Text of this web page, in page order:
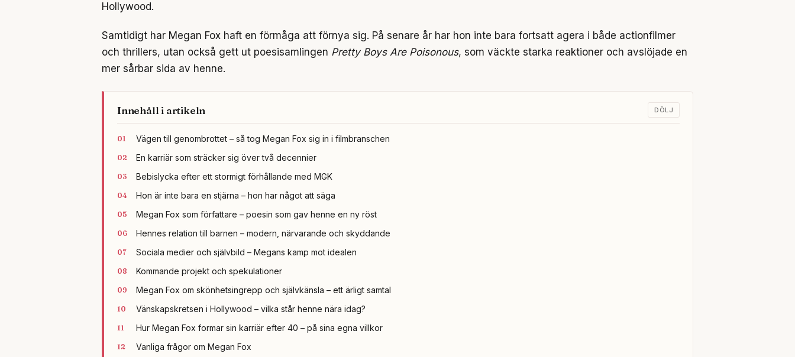
Hollywood.
Samtidigt har Megan Fox haft en förmåga att förnya sig. På senare år har hon inte bara fortsatt agera i både actionfilmer
och thrillers, utan också gett ut poesisamlingen Pretty Boys Are Poisonous, som väckte starka reaktioner och avslöjade en
mer sårbar sida av henne.
Innehåll i artikeln DÖLJ
Vägen till genombrottet – så tog Megan Fox sig in i filmbranschen
En karriär som sträcker sig över två decennier
Bebislycka efter ett stormigt förhållande med MGK
Hon är inte bara en stjärna – hon har något att säga
Megan Fox som författare – poesin som gav henne en ny röst
Hennes relation till barnen – modern, närvarande och skyddande
Sociala medier och självbild – Megans kamp mot idealen
Kommande projekt och spekulationer
Megan Fox om skönhetsingrepp och självkänsla – ett ärligt samtal
Vänskapskretsen i Hollywood – vilka står henne nära idag?
Hur Megan Fox formar sin karriär efter 40 – på sina egna villkor
Vanliga frågor om Megan Fox